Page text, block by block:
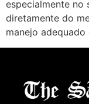
especialmente no
diretamente do
manejo